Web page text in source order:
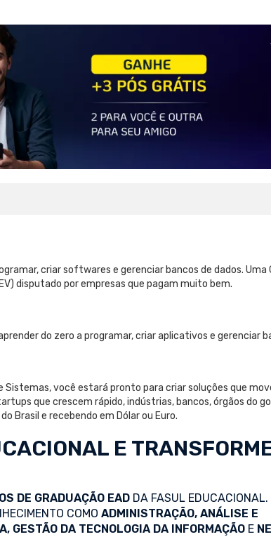
criar softwares e gerenciar bancos de dados. Uma
disputado por empresas que pagam muito bem.
do zero a programar, criar aplicativos e gerenciar
Sistemas, você estará pronto para criar soluções que
que crescem rápido, indústrias, bancos, órgãos do
Brasil e recebendo em Dólar ou Euro.
E
DE GRADUAÇÃO EAD DA FASUL EDUCACIONAL.
COMO ADMINISTRAÇÃO, ANÁLISE E
GESTÃO DA TECNOLOGIA DA INFORMAÇÃO E